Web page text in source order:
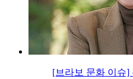
[브라보 문화 이슈]